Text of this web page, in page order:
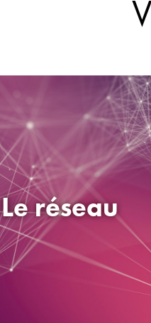
Le réseau